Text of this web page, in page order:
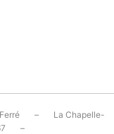
– La Chapelle-
67 –